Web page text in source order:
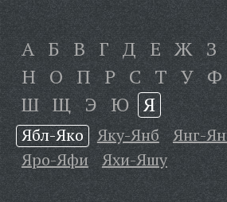
А Б В Г Д Е Ж З
Н О П Р С Т У Ф
Ш Щ Э Ю Я
Ябл-Яко Яку-Янб Янг-
Яро-Яфи
Яхи-Яшу